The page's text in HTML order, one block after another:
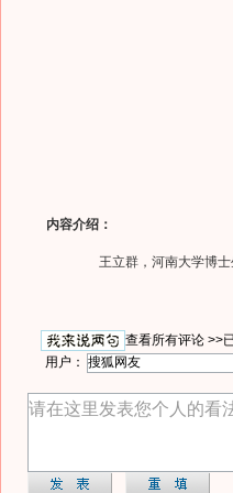
内容介绍：
王立群，河南大学博士
查看所有评论 >>
用户：